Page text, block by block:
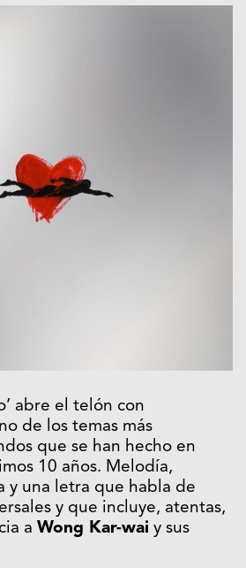
abre el telón con
de los temas más
que se han hecho en
10 años. Melodía,
y una letra que habla de
y que incluye, atentas,
a Wong Kar-wai y sus